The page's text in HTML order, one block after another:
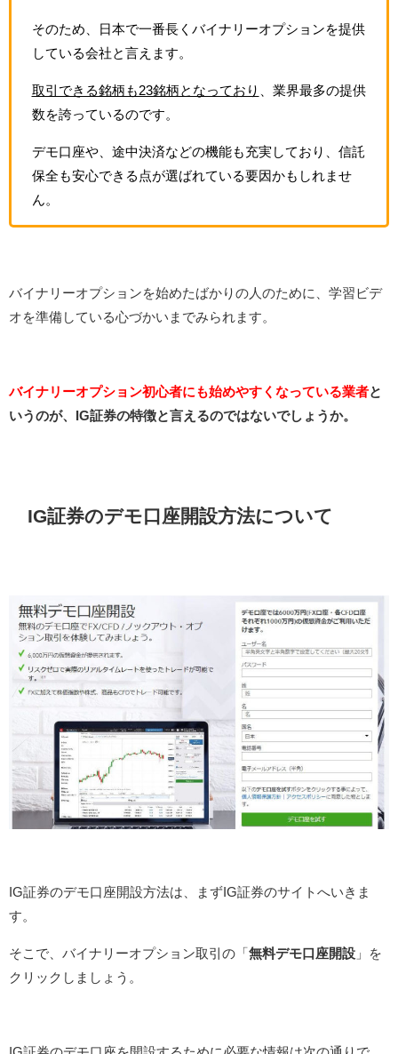
そのため、日本で一番長くバイナリーオプションを提供
している会社と言えます。
取引できる銘柄も23銘柄となっており
、業界最多の提供
数を誇っているのです。
デモ口座や、途中決済などの機能も充実しており、信託
保全も安心できる点が選ばれている要因かもしれませ
ん。
バイナリーオプションを始めたばかりの人のために、学習ビデ
オを準備している心づかいまでみられます。
バイナリーオプション初心者にも始めやすくなっている業者と
いうのが、IG証券の特徴と言えるのではないでしょうか。
IG証券のデモ口座開設方法について
IG証券のデモ口座開設方法は、まずIG証券のサイトへいきま
す。
そこで、バイナリーオプション取引の「 無料デモ口座開設 」を
クリックしましょう。